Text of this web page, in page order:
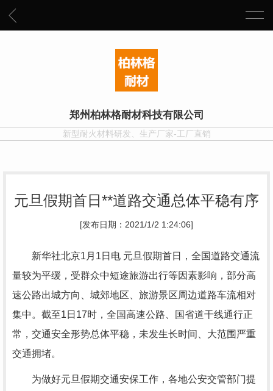
郑州柏林格耐材科技有限公司
新型耐火材料研发、生产厂家-工厂直销
元旦假期首日**道路交通总体平稳有序
[发布日期：2021/1/2 1:24:06]
新华社北京1月1日电 元旦假期首日，全国道路交通流
量较为平缓，受群众中短途旅游出行等因素影响，部分高
速公路出城方向、城郊地区、旅游景区周边道路车流相对
集中。截至1日17时，全国高速公路、国省道干线通行正
常，交通安全形势总体平稳，未发生长时间、大范围严重
交通拥堵。
为做好元旦假期交通安保工作，各地公安交管部门提